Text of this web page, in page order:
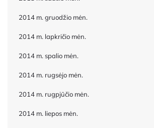
2014 m. gruodžio mėn.
2014 m. lapkričio mėn.
2014 m. spalio mėn.
2014 m. rugsėjo mėn.
2014 m. rugpjūčio mėn.
2014 m. liepos mėn.